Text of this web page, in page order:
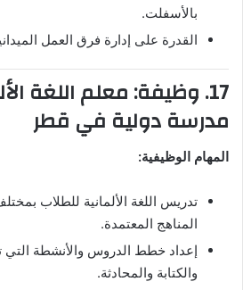
بالأسفلت.
القدرة على إدارة فرق العمل
17. وظيفة: معلم اللغة
مدرسة دولية في قطر
المهام الوظيفية:
تدريس اللغة الألمانية للطلاب
المناهج المعتمدة.
إعداد خطط الدروس والأنشطة التي
والكتابة والمحادثة.